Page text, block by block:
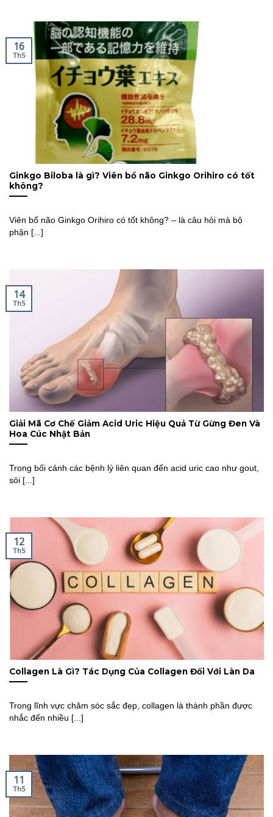
Ginkgo Biloba là gì? Viên bổ não Ginkgo Orihiro có tốt
không?
Viên bổ não Ginkgo Orihiro có tốt không? – là câu hỏi mà bộ
phận [...]
16
Th5
Giải Mã Cơ Chế Giảm Acid Uric Hiệu Quả Từ Gừng Đen Và
Hoa Cúc Nhật Bản
Trong bối cảnh các bệnh lý liên quan đến acid uric cao như gout,
sỏi [...]
14
Th5
Collagen Là Gì? Tác Dụng Của Collagen Đối Với Làn Da
Trong lĩnh vực chăm sóc sắc đẹp, collagen là thành phần được
nhắc đến nhiều [...]
12
Th5
11
Th5